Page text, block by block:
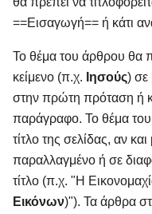
==Εισαγωγή== ή κάτι
Το θέμα του άρθρου θα
κείμενο (π.χ. Ιησούς) σε
στην πρώτη πρόταση ή
παράγραφο. Το θέμα του
τίτλο της σελίδας, αν
παραλλαγμένο ή σε
τίτλο (π.χ. "Η
Εικόνων)"). Τα άρθρα